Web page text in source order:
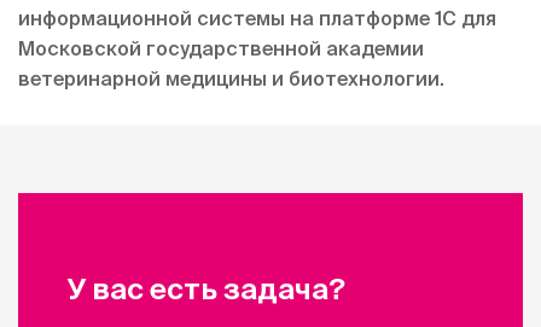
информационной системы на платформе 1С для
Московской государственной академии
ветеринарной медицины и биотехнологии.
У вас есть задача?